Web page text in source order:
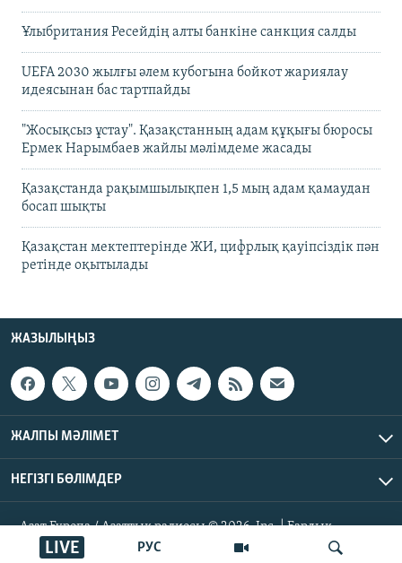
РУС
LIVE
Ұлыбритания Ресейдің алты банкіне санкция салды
UEFA 2030 жылғы әлем кубогына бойкот жариялау
идеясынан бас тартпайды
"Жосықсыз ұстау". Қазақстанның адам құқығы бюросы
Ермек Нарымбаев жайлы мәлімдеме жасады
Қазақстанда рақымшылықпен 1,5 мың адам қамаудан
босап шықты
Қазақстан мектептерінде ЖИ, цифрлық қауіпсіздік пән
ретінде оқытылады
ЖАЗЫЛЫҢЫЗ
ЖАЛПЫ МӘЛІМЕТ
НЕГІЗГІ БӨЛІМДЕР
Азат Еуропа / Азаттық радиосы © 2026, Inc. | Барлық
құқықтары қорғалған